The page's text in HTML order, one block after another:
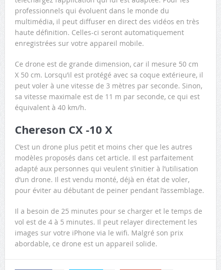
professionnels qui évoluent dans le monde du
multimédia, il peut diffuser en direct des vidéos en très
haute définition. Celles-ci seront automatiquement
enregistrées sur votre appareil mobile.
Ce drone est de grande dimension, car il mesure 50 cm
X 50 cm. Lorsqu’il est protégé avec sa coque extérieure, il
peut voler à une vitesse de 3 mètres par seconde. Sinon,
sa vitesse maximale est de 11 m par seconde, ce qui est
équivalent à 40 km/h.
Chereson CX -10 X
C’est un drone plus petit et moins cher que les autres
modèles proposés dans cet article. Il est parfaitement
adapté aux personnes qui veulent s’initier à l’utilisation
d’un drone. Il est vendu monté, déjà en état de voler,
pour éviter au débutant de peiner pendant l’assemblage.
Il a besoin de 25 minutes pour se charger et le temps de
vol est de 4 à 5 minutes. Il peut relayer directement les
images sur votre iPhone via le wifi. Malgré son prix
abordable, ce drone est un appareil solide.